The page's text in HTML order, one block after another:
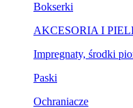
Bokserki
AKCESORIA I
Impregnaty, środki
Paski
Ochraniacze